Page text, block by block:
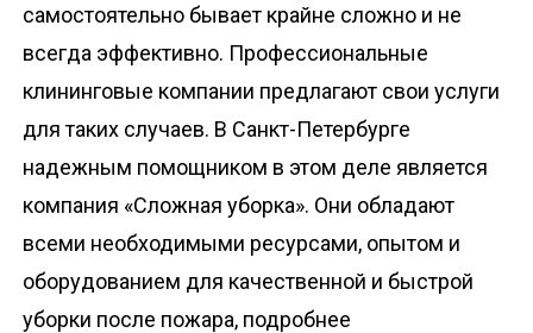
самостоятельно бывает крайне сложно и не
всегда эффективно. Профессиональные
клининговые компании предлагают свои услуги
для таких случаев. В Санкт-Петербурге
надежным помощником в этом деле является
компания «Сложная уборка». Они обладают
всеми необходимыми ресурсами, опытом и
оборудованием для качественной и быстрой
уборки после пожара, подробнее